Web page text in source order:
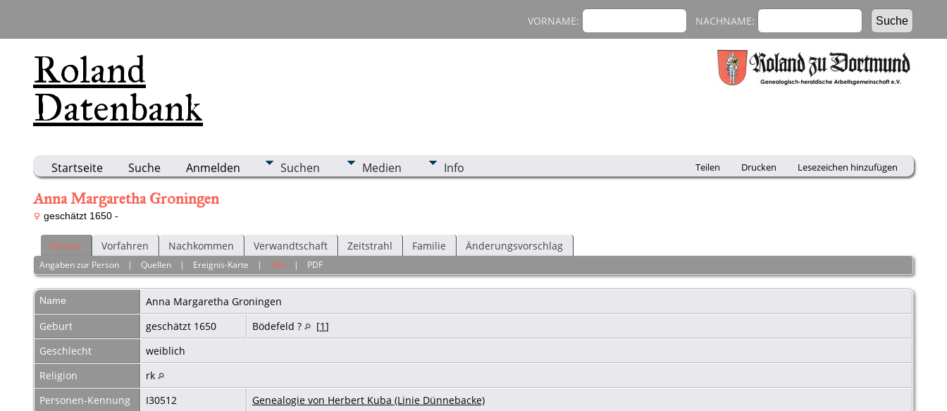
Roland
Datenbank
VORNAME: NACHNAME:
Startseite Suche Anmelden Suchen Medien Info Teilen Drucken Lesezeichen hinzufügen
Anna Margaretha Groningen
geschätzt 1650 -
Person Vorfahren Nachkommen Verwandtschaft Zeitstrahl Familie Änderungsvorschlag
Angaben zur Person |Quellen | Ereignis-Karte |Alle | PDF
Name Anna Margaretha Groningen
Geburt
geschätzt 1650 Bödefeld ? [1]
Geschlecht
weiblich
Religion
rk
Personen-Kennung
I30512
Genealogie von Herbert Kuba (Linie Dünnebacke)